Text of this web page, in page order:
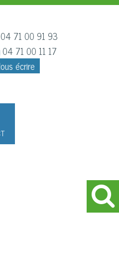
04 71 00 91 93
04 71 00 11 17
écrire